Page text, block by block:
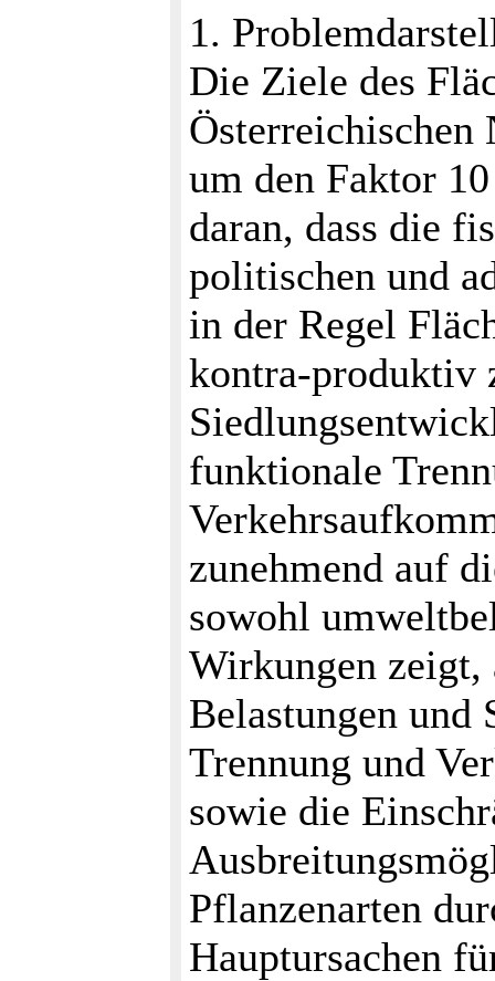
1.
Die Ziele des
Österreichischen
um den Faktor
daran, dass die
politischen und
in der Regel
kontra-produktiv
funktionale
zunehmend auf
sowohl
Wirkungen zeigt,
Belastungen und
Trennung und
sowie die
Pflanzenarten
Hauptursachen